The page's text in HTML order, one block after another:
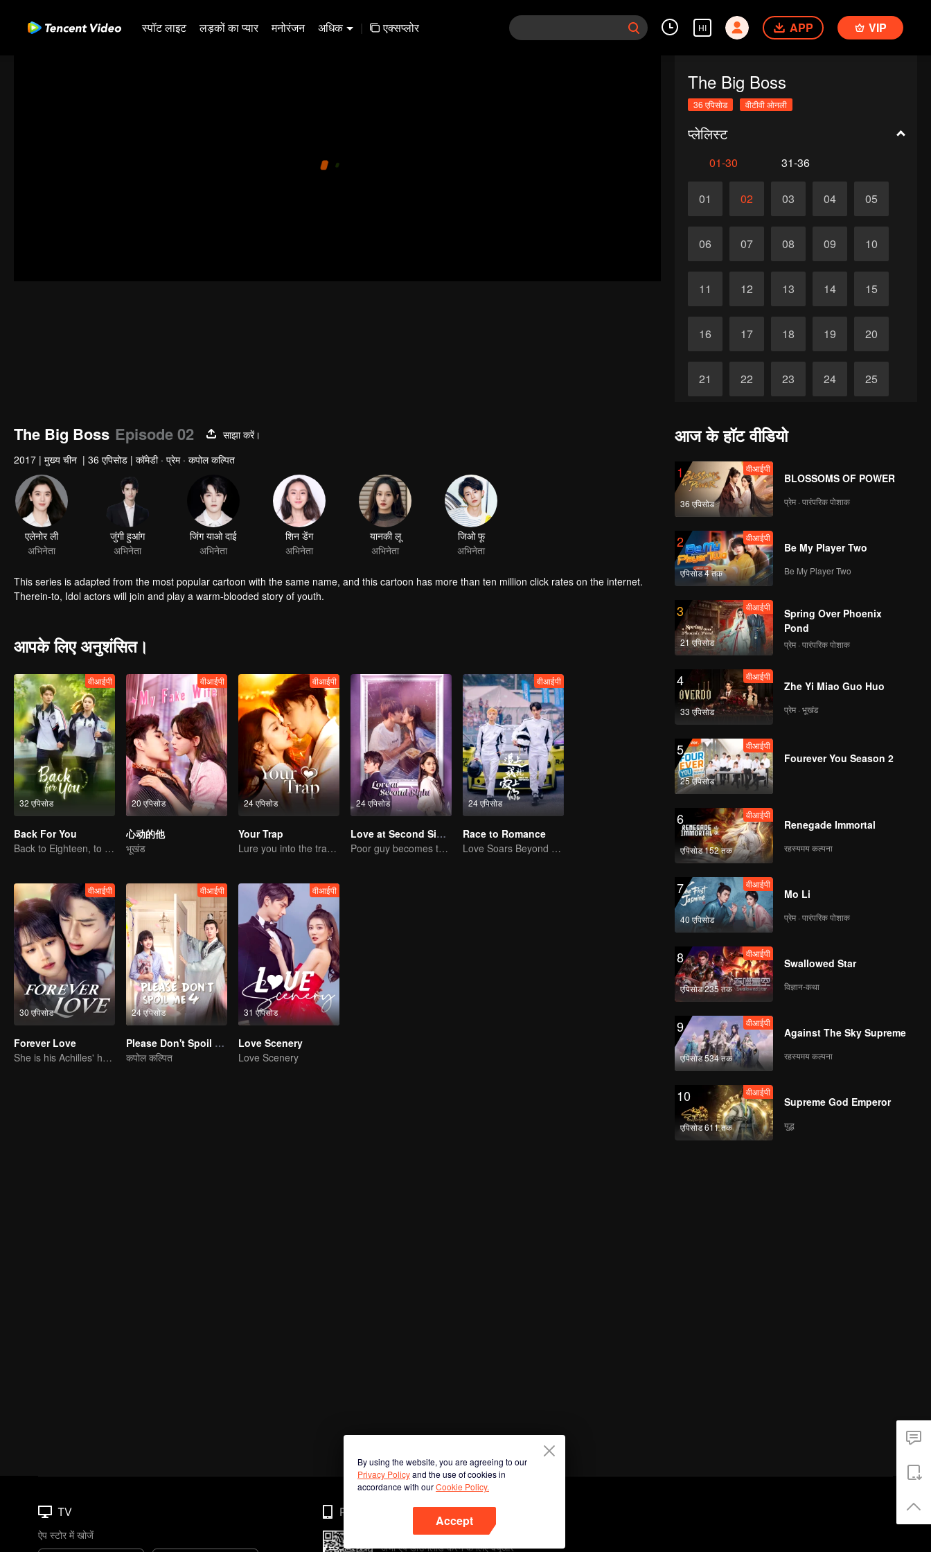
स्पॉट लाइट लड़कों का प्यार मनोरंजन अधिक | एक्सप्लोर HI APP VIP
The Big Boss
36 एपिसोड वीटीवी ओनली
प्लेलिस्ट
01-30 31-36
01 02 03 04 05
06 07 08 09 10
11 12 13 14 15
16 17 18 19 20
21 22 23 24 25
26 28
The Big Boss Episode 02
साझा करें।
2017 | मुख्य चीन | 36 एपिसोड | कॉमेडी · प्रेम · कपोल कल्पित
एलेनोर ली
अभिनेता
जुंगी हुआंग
अभिनेता
जिंग याओ दाई
अभिनेता
शिन डेंग
अभिनेता
यानकी लू
अभिनेता
जिओ फू
अभिनेता
This series is adapted from the most popular cartoon with the same name, and this cartoon has more than ten million click rates on the internet.
Therein-to, Idol actors will join and play a warm-blooded story of youth.
आपके लिए अनुशंसित।
32 एपिसोड
वीआईपी
Back For You
Back to Eighteen, to Save His White Moonlight
20 एपिसोड
वीआईपी
心动的他
भूखंड
24 एपिसोड
वीआईपी
Your Trap
Lure you into the trap with love as bait
24 एपिसोड
Love at Second Sight
Poor guy becomes the domineering CEO and pursues his first love
24 एपिसोड
वीआईपी
Race to Romance
Love Soars Beyond Borders, Glory United as Partners
30 एपिसोड
वीआईपी
Forever Love
She is his Achilles' heel and his armor
24 एपिसोड
वीआईपी
Please Don't Spoil Me S4
कपोल कल्पित
31 एपिसोड
वीआईपी
Love Scenery
Love Scenery
आज के हॉट वीडियो
1
36 एपिसोड
वीआईपी
BLOSSOMS OF POWER
प्रेम · पारंपरिक पोशाक
2
एपिसोड 4 तक
वीआईपी
Be My Player Two
Be My Player Two
3
21 एपिसोड
वीआईपी
Spring Over Phoenix
Pond
प्रेम · पारंपरिक पोशाक
4
33 एपिसोड
वीआईपी
Zhe Yi Miao Guo Huo
प्रेम · भूखंड
5
25 एपिसोड
वीआईपी
Fourever You Season 2
6
एपिसोड 152 तक
वीआईपी
Renegade Immortal
रहस्यमय कल्पना
7
40 एपिसोड
वीआईपी
Mo Li
प्रेम · पारंपरिक पोशाक
8
एपिसोड 235 तक
वीआईपी
Swallowed Star
विज्ञान-कथा
9
एपिसोड 534 तक
वीआईपी
Against The Sky Supreme
रहस्यमय कल्पना
10
एपिसोड 611 तक
वीआईपी
Supreme God Emperor
युद्ध
By using the website, you are agreeing to our
Privacy Policyand the use of cookies in
accordance with ourCookie Policy.
Accept
TV
ऐप स्टोर में खोजें
Phone
अभी ऐप डाउनलोड करने के लिए क्यूआर